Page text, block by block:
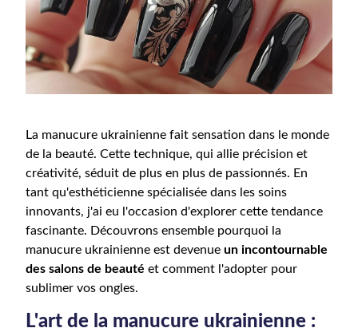
La manucure ukrainienne fait sensation dans le monde
de la beauté. Cette technique, qui allie précision et
créativité, séduit de plus en plus de passionnés. En
tant qu'esthéticienne spécialisée dans les soins
innovants, j'ai eu l'occasion d'explorer cette tendance
fascinante. Découvrons ensemble pourquoi la
manucure ukrainienne est devenue un incontournable
des salons de beauté et comment l'adopter pour
sublimer vos ongles.
L'art de la manucure ukrainienne :